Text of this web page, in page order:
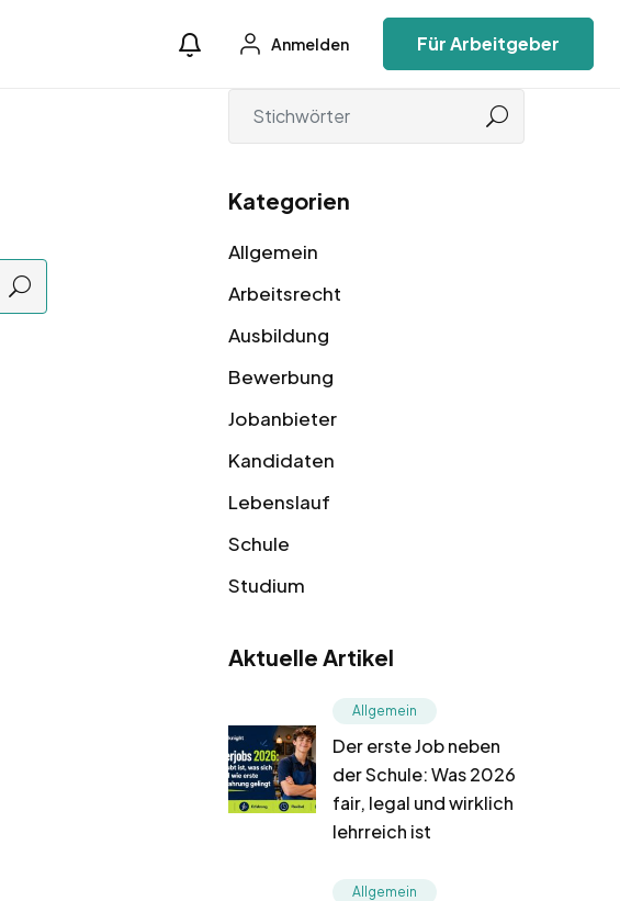
Anmelden Für Arbeitgeber
Kategorien
Allgemein
Arbeitsrecht
Ausbildung
Bewerbung
Jobanbieter
Kandidaten
Lebenslauf
Schule
Studium
Aktuelle Artikel
Allgemein
Der erste Job neben
der Schule: Was 2026
fair, legal und wirklich
lehrreich ist
Allgemein